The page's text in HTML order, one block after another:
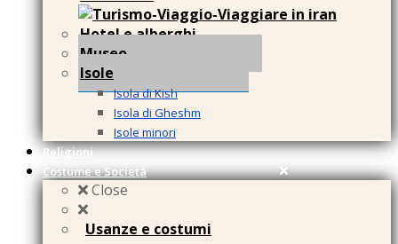
Hotel e alberghi
Museo
Isole
Isola di Kish
Isola di Gheshm
Isole minori
Religioni
Costume e Società
Close
Usanze e costumi